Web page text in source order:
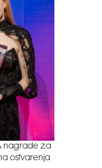
nagrade za
ostvarenja